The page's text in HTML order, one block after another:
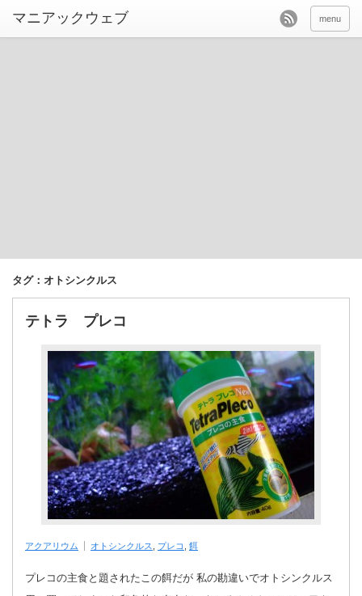
menu
タグ：オトシンクルス
テトラ プレコ
アクアリウム オトシンクルス, プレコ , 餌
プレコの主食と題されたこの餌だが 私の勘違いでオトシンクルス